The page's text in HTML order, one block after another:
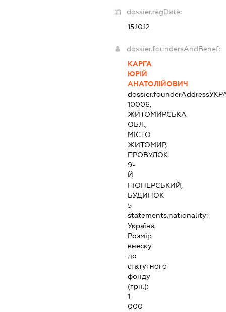
dossier.regDate:
15.10.12
dossier.foundersAndBenef:
КАРГА
ЮРІЙ
АНАТОЛІЙОВИЧ
dossier.founderAddress
10006,
ЖИТОМИРСЬКА
ОБЛ.,
МІСТО
ЖИТОМИР,
ПРОВУЛОК
9-
Й
ПІОНЕРСЬКИЙ,
БУДИНОК
5
statements.nationality:
Україна
Розмір
внеску
до
статутного
фонду
(грн.):
1
000